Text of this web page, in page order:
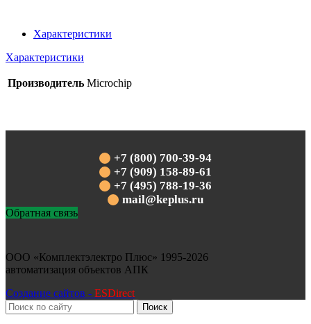
Характеристики
Характеристики
Производитель Microchip
+7 (800) 700-39-94
+7 (909) 158-89-61
+7 (495) 788-19-36
mail@keplus.ru
Обратная связь
ООО «Комплектэлектро Плюс» 1995-2026
автоматизация объектов АПК
Создание сайтов - ESDirect
Поиск